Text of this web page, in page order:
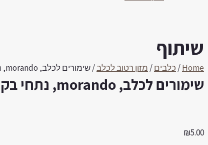
שיתוף
Home
/ כלבים/ מזון רטוב לכלב/ שימורים לכלב, morando, נתחי בקר. 405 גר'
שימורים לכלב, morando, נתחי בקר. 405 גר'
₪5.00